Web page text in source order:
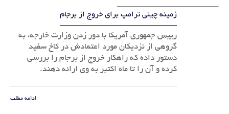
زمینه چینی ترامپ برای خروج از برجام
رییس جمهوری آمریکا با دور زدن وزارت ‏خارجه، به
گروهی از نزدیکان مورد اعتمادش در کاخ سفید
دستور داده که راهکار خروج از برجام را بررسی
کرده و آن را تا ماه ‏اکتبر به وی ارائه دهند.‏
ادامه مطلب